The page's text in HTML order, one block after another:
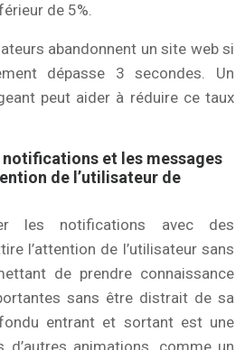
de 5%.
abandonnent un site web si
dépasse 3 secondes. Un
peut aider à réduire ce taux
et les messages
de l’utilisateur de
les notifications avec des
l’attention de l’utilisateur sans
de prendre connaissance
sans être distrait de sa
entrant et sortant est une
d’autres animations, comme un